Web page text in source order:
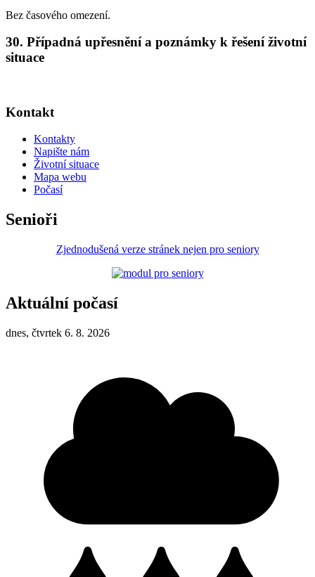
Bez časového omezení.
30. Případná upřesnění a poznámky k řešení životní
situace
Kontakt
Kontakty
Napište nám
Životní situace
Mapa webu
Počasí
Senioři
Zjednodušená verze stránek nejen pro seniory
Aktuální počasí
dnes, čtvrtek 6. 8. 2026